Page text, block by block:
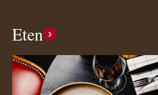
Eten ›